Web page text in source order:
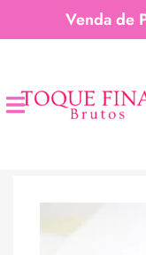
Venda de